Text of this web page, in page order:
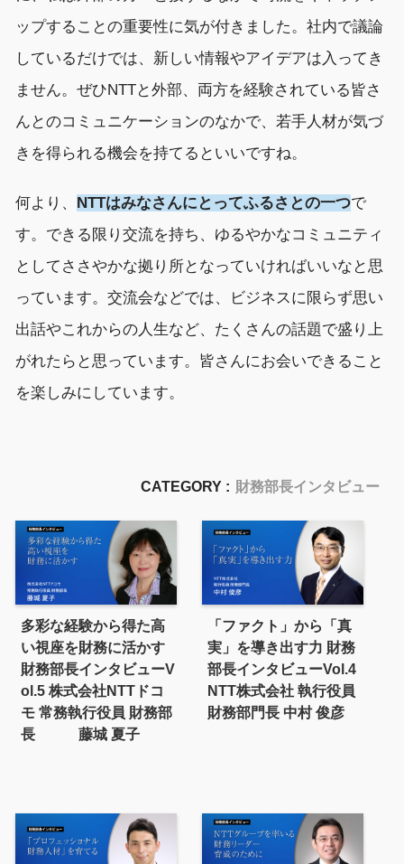
ップすることの重要性に気が付きました。社内で議論
しているだけでは、新しい情報やアイデアは入ってき
ません。ぜひNTTと外部、両方を経験されている皆さ
んとのコミュニケーションのなかで、若手人材が気づ
きを得られる機会を持てるといいですね。
何より、 NTTはみなさんにとってふるさとの一つで
す。できる限り交流を持ち、ゆるやかなコミュニティ
としてささやかな拠り所となっていければいいなと思
っています。交流会などでは、ビジネスに限らず思い
出話やこれからの人生など、たくさんの話題で盛り上
がれたらと思っています。皆さんにお会いできること
を楽しみにしています。
CATEGORY : 財務部長インタビュー
多彩な経験から得た高
い視座を財務に活かす
財務部長インタビューV
ol.5 株式会社NTTドコ
モ 常務執行役員 財務部
長 藤城 夏子
「ファクト」から「真
実」を導き出す力 財務
部長インタビューVol.4
NTT株式会社 執行役員
財務部門長 中村 俊彦